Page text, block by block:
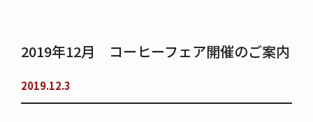
2019年12月 コーヒーフェア開催のご案内
2019.12.3